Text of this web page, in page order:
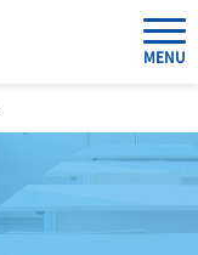
MENU